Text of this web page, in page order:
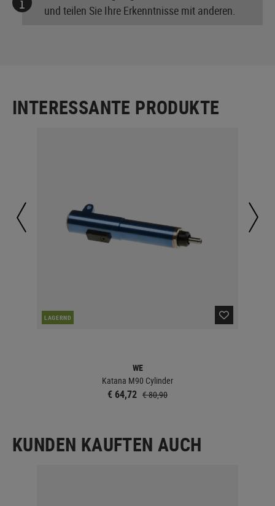
und teilen Sie Ihre Erkenntnisse mit anderen.
INTERESSANTE PRODUKTE
LAGERND
WE
Katana M90 Cylinder
€ 64,72 € 80,90
KUNDEN KAUFTEN AUCH